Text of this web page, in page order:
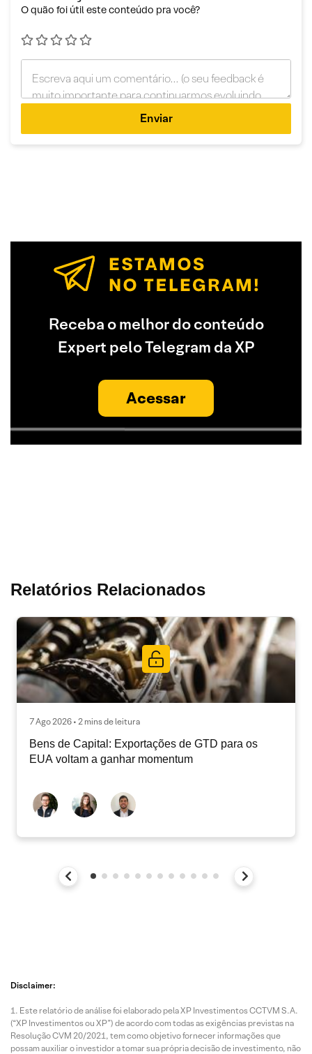
O quão foi útil este conteúdo pra você?
Enviar
Receba o melhor do conteúdo
Expert pelo Telegram da XP
Acessar
Relatórios Relacionados
7 Ago 2026 • 2 mins de leitura
Bens de Capital: Exportações de GTD para os
EUA voltam a ganhar momentum
Disclaimer:
Este relatório de análise foi elaborado pela XP Investimentos CCTVM S.A.
(“XP Investimentos ou XP”) de acordo com todas as exigências previstas na
Resolução CVM 20/2021, tem como objetivo fornecer informações que
possam auxiliar o investidor a tomar sua própria decisão de investimento, não